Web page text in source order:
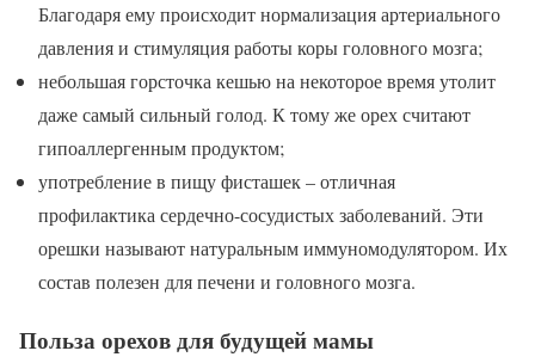
Благодаря ему происходит нормализация артериального
давления и стимуляция работы коры головного мозга;
небольшая горсточка кешью на некоторое время утолит
даже самый сильный голод. К тому же орех считают
гипоаллергенным продуктом;
употребление в пищу фисташек – отличная
профилактика сердечно-сосудистых заболеваний. Эти
орешки называют натуральным иммуномодулятором. Их
состав полезен для печени и головного мозга.
Польза орехов для будущей мамы